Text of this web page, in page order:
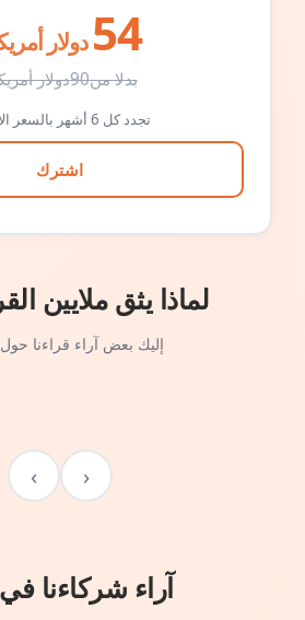
54 دولار
بدلا من90دولار
تجدد كل 6 أشهر بالسعر الأصلي
اشترك
لماذا يثق ملايين
إليك بعض آراء قراءنا حول
‹
›
آراء شركاءنا